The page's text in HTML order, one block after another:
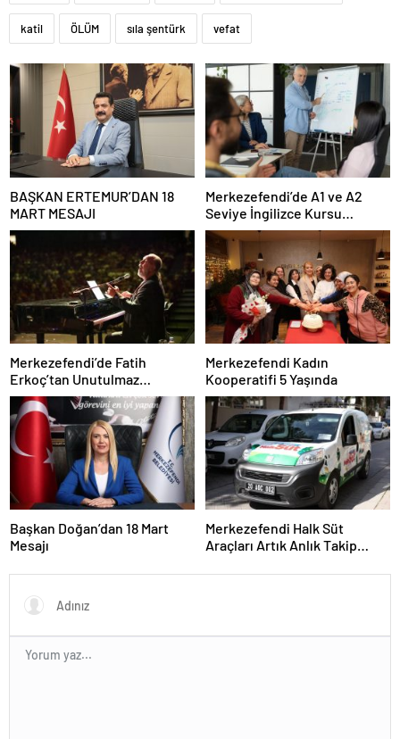
katil ÖLÜM sıla şentürk vefat
BAŞKAN ERTEMUR’DAN 18
MART MESAJI
Merkezefendi’de A1 ve A2
Seviye İngilizce Kursu
Başvuruları Başladı
Merkezefendi’de Fatih
Erkoç’tan Unutulmaz
Ramazan Konseri
Merkezefendi Kadın
Kooperatifi 5 Yaşında
Başkan Doğan’dan 18 Mart
Mesajı
Merkezefendi Halk Süt
Araçları Artık Anlık Takip